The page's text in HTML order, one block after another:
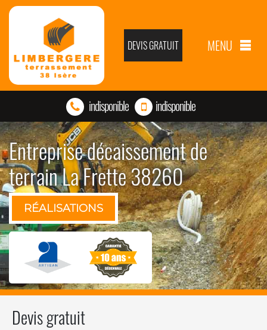
DEVIS GRATUIT MENU
indisponible indisponible
Entreprise décaissement de
terrain La Frette 38260
RÉALISATIONS
Devis gratuit